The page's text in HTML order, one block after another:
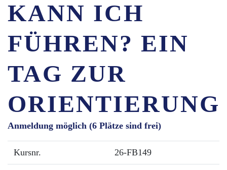
KANN ICH
FÜHREN? EIN
TAG ZUR
ORIENTIERUNG
Anmeldung möglich (6 Plätze sind frei)
Kursnr. 26-FB149